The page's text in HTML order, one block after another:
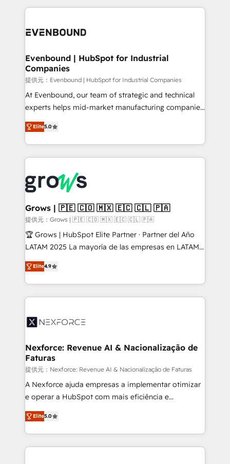
and sales ops at mid-market companies ready to
experience with CRM, Marketing, Sales & Service
Own back-end developers - Complex data
View, SuperOffice) - Custom integrations (e.g. MS
Business Central, Navision, AX, SAP, Exact, AFAS) We
focus on growing B2B companies in the SME sector
such as manufacturing, SaaS, business services and
wholesaler companies. As an experienced HubSpot
That's why we have developed a step-by-step
implementation process that focuses on user
strive for optimal customer processes and
experiences. Systony – We believe you can grow!
Evenbound | HubSpot for Industrial
Companies
提供元：Evenbound | HubSpot for Industrial Companies
At Evenbound, our team of strategic and technical
experts helps mid-market manufacturing companies
achieve real growth. We specialize in delivering
tailored solutions that drive results by leveraging
HubSpot’s platform and data to fuel success.
Technical Solutions: - HubSpot Technical Consulting -
Onboarding - Data Migration & Integrations -
Technical Audit & Optimization Strategic Solutions: -
Revenue Operations - Inbound Marketing -
Outbound Marketing - HubSpot CMS Website
Design & Development We empower our clients to
reach their full potential by providing transparent,
certifications and accreditations, we deliver both the
technical know-how and strategic guidance you
Elite5.0
Grows | 🇵🇪 🇨🇴 🇲🇽 🇪🇨 🇨🇱 🇵🇦
提供元：Grows | 🇵🇪 🇨🇴 🇲🇽 🇪🇨 🇨🇱 🇵🇦
🏆 Grows | HubSpot Elite Partner · Partner del Año
LATAM 2025 La mayoría de las empresas en LATAM
no tienen un problema de herramientas. Tienen un
problema de orden. Equipos desalineados, datos
dispersos y procesos que dependen de personas
clave — no de sistemas. Eso frena el crecimiento,
⚙️ Grows ordena los procesos comerciales, alinea
de forma que genera resultados reales desde las
primeras semanas — no meses. 🤝 No entregamos
proyectos y nos vamos. Nos quedamos como
socios estratégicos, ayudando a sostener y escalar
lo que construimos juntos. Porque crecer sin orden
Operamos en Colombia, Perú, México, Ecuador,
Chile, Panamá, Bolivia, Argentina y República
Elite4.9
Nexforce: Revenue AI & Nacionalização de
Faturas
提供元：Nexforce: Revenue AI & Nacionalização de Faturas
A Nexforce ajuda empresas a implementar otimizar
e operar a HubSpot com mais eficiência e
previsibilidade de receita. Combinamos Revenue
Operations (RevOps) e Inteligência Artificial para
estruturar processos integrar sistemas organizar
dados e automatizar operações. O objetivo é
Elite5.0